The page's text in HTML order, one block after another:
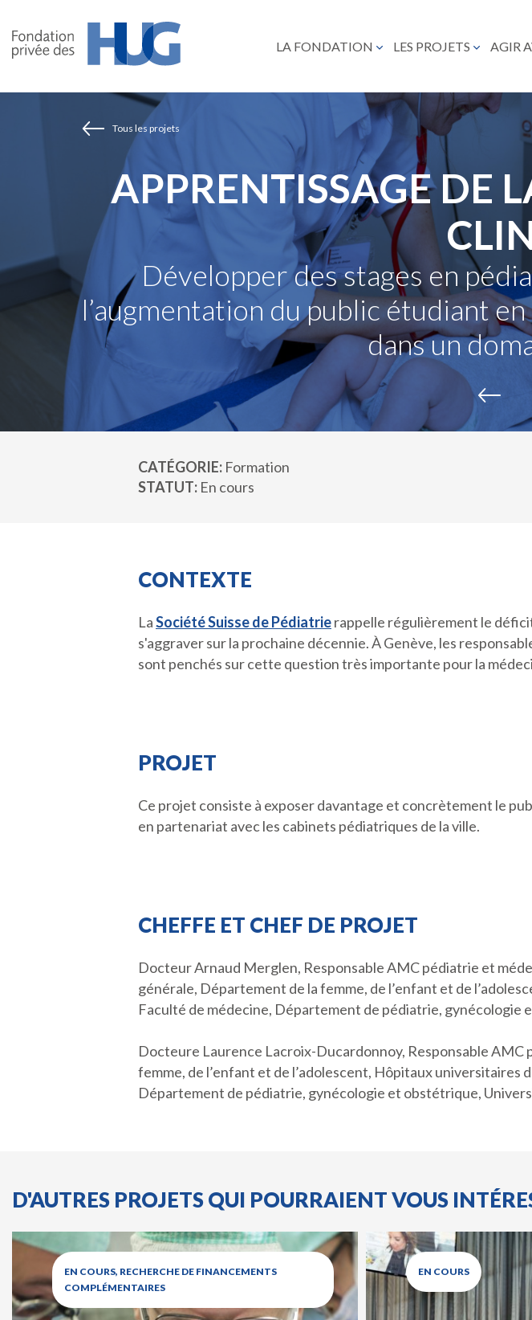
au
contenu
LA FONDATION LES PROJETS AGIR
Tous les projets
APPRENTISSAGE DE
Développer des stages en
l’augmentation du public étudiant
dans un
CATÉGORIE Formation
STATUT En cours
CONTEXTE
LaSociété Suisse de Pédiatrierappelle régulièrement le
s'aggraver sur la prochaine décennie. À Genève, les
sont penchés sur cette question très importante pour la
PROJET
Ce projet consiste à exposer davantage et concrètement le
en partenariat avec les cabinets pédiatriques de la ville.
CHEFFE ET CHEF DE PROJET
Docteur Arnaud Merglen, Responsable AMC pédiatrie et
générale, Département de la femme, de l’enfant et de
Faculté de médecine, Département de pédiatrie, gynécologie
Docteure Laurence Lacroix-Ducardonnoy, Responsable
femme, de l’enfant et de l’adolescent, Hôpitaux universitaires
Département de pédiatrie, gynécologie et obstétrique,
D'AUTRES PROJETS QUI POURRAIENT VOUS
EN COURS, RECHERCHE DE FINANCEMENTS
COMPLÉMENTAIRES
EN COURS